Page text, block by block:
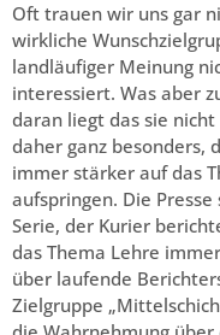
Oft trauen wir uns gar
wirkliche
landläufiger Meinung
interessiert. Was aber
daran liegt das sie
daher ganz besonders,
immer stärker auf das
aufspringen. Die
Serie, der Kurier
das Thema Lehre
über laufende
Zielgruppe